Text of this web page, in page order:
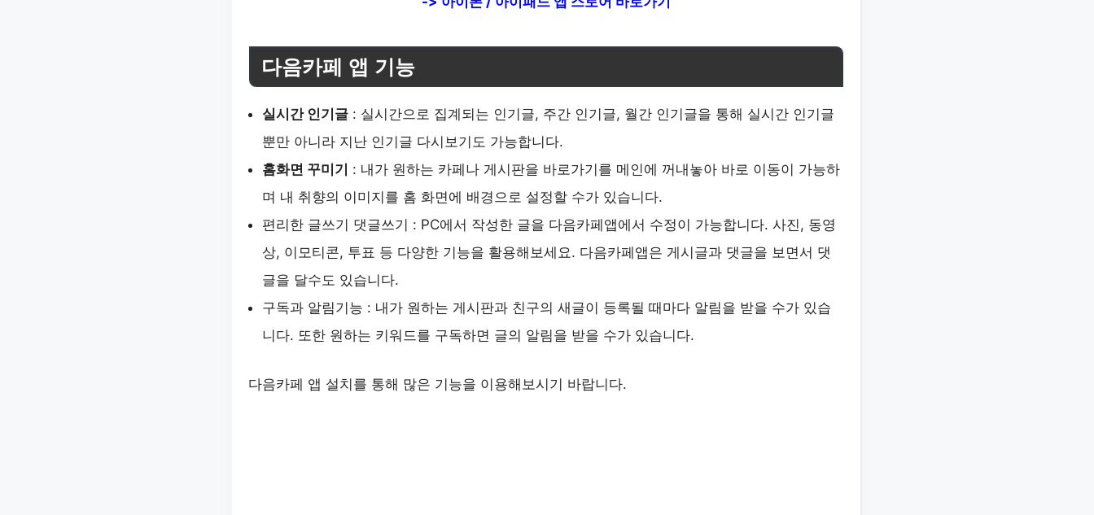
다음카페 앱 기능
실시간 인기글 : 실시간으로 집계되는 인기글, 주간 인기글, 월간 인기글을 통해 실시간 인기글
뿐만 아니라 지난 인기글 다시보기도 가능합니다.
홈화면 꾸미기
: 내가 원하는 카페나 게시판을 바로가기를 메인에 꺼내놓아 바로 이동이 가능하
며 내 취향의 이미지를 홈 화면에 배경으로 설정할 수가 있습니다.
편리한 글쓰기 댓글쓰기 : PC에서 작성한 글을 다음카페앱에서 수정이 가능합니다. 사진, 동영
상, 이모티콘, 투표 등 다양한 기능을 활용해보세요. 다음카페앱은 게시글과 댓글을 보면서 댓
글을 달수도 있습니다.
구독과 알림기능 : 내가 원하는 게시판과 친구의 새글이 등록될 때마다 알림을 받을 수가 있습
니다. 또한 원하는 키워드를 구독하면 글의 알림을 받을 수가 있습니다.
다음카페 앱 설치를 통해 많은 기능을 이용해보시기 바랍니다.